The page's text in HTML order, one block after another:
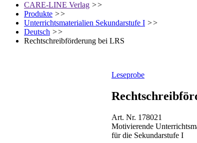
CARE-LINE Verlag >>
Produkte >>
Unterrichtsmaterialien Sekundarstufe I >>
Deutsch >>
Rechtschreibförderung bei LRS
Leseprobe
Art. Nr. 178021
Motivierende
für die Sekundarstufe I